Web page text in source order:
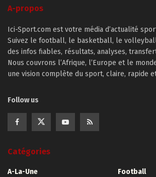
A-propos
Ici-Sport.com est votre média d’actualité
Suivez le football, le basketball, le
des infos fiables, résultats, analyses,
Nous couvrons l’Afrique, l’Europe et le
une vision complète du sport, claire, rapide
Follow us
Catégories
A-La-Une
Football